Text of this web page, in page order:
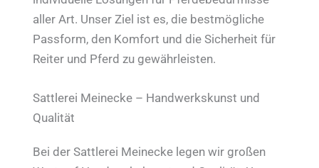
aller Art. Unser Ziel ist es, die bestmögliche
Passform, den Komfort und die Sicherheit für
Reiter und Pferd zu gewährleisten.
Sattlerei Meinecke – Handwerkskunst und
Qualität
Bei der Sattlerei Meinecke legen wir großen